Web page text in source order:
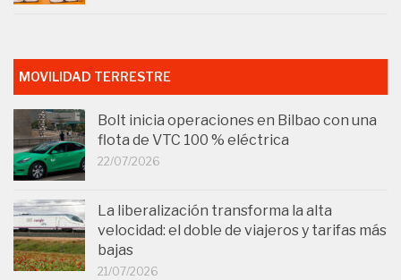
MOVILIDAD TERRESTRE
Bolt inicia operaciones en Bilbao con una
flota de VTC 100 % eléctrica
22/07/2026
La liberalización transforma la alta
velocidad: el doble de viajeros y tarifas más
bajas
21/07/2026